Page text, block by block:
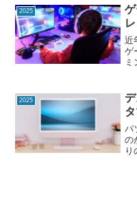
プ
作
2025
近
ゲ
ミ
で
2025
パ
の
り